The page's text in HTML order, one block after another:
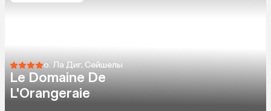
о. Ла Диг, Сейшелы
Le Domaine De
L'Orangeraie